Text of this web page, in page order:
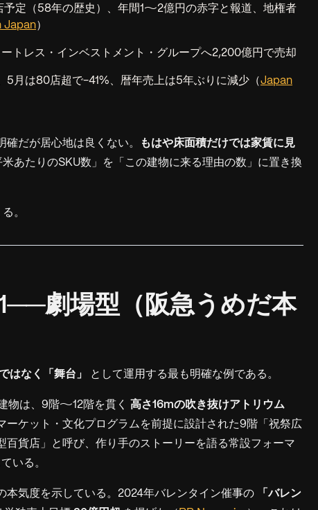
定（58年の歴史）、年間1〜2億円の赤字と報道、地権者
Japan ）
トレス・インベストメント・グループへ2,200億円で売却
5月は80店超で-41%、暦年売上は5年ぶりに減少（ Japan
だが居心地は良くない。
もはや床面積だけでは家賃に見
あたりのSKU数」を「この建物に来る理由の数」に置き換
。
劇場型（阪急うめだ本
はなく「舞台」 として運用する最も明確な例である。
物は、9階〜12階を貫く 高さ16mの吹き抜けアトリウム
ーケット・文化プログラムを前提に設計された9階「祝祭広
百貨店」と呼び、作り手のストーリーを語る常設フォーマ
いる。
本気度を示している。2024年バレンタイン催事の
「バレン